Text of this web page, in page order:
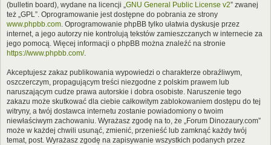
(bulletin board), wydane na licencji „GNU General Public License v2” zwanej
też „GPL”. Oprogramowanie jest dostępne do pobrania ze strony
www.phpbb.com. Oprogramowanie phpBB tylko ułatwia dyskusje przez
internet, a jego autorzy nie kontrolują tekstów zamieszczanych w internecie za
jego pomocą. Więcej informacji o phpBB można znaleźć na stronie
https://www.phpbb.com/.
Akceptujesz zakaz publikowania wypowiedzi o charakterze obraźliwym,
oszczerczym, propagującym treści niezgodne z polskim prawem lub
naruszającym cudze prawa autorskie i dobra osobiste. Naruszenie tego
zakazu może skutkować dla ciebie całkowitym zablokowaniem dostępu do tej
witryny, a twój dostawca internetu zostanie powiadomiony o twoim
niewłaściwym zachowaniu. Wyrażasz zgodę na to, że „Forum Dinozaury.com”
może w każdej chwili usunąć, zmienić, przenieść lub zamknąć każdy twój
temat, post. Wyrażasz zgodę na zapisywanie wszystkich podanych przez